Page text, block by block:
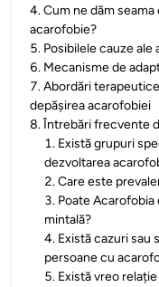
4.Cum ne dăm
acarofobie?
5. Posibilele cauze ale
6. Mecanisme de
7.Abordări
depășirea acarofobiei
8.Întrebări frecvente
1. Există grupuri
dezvoltarea
2.Care este
3. Poate
mintală?
4. Există cazuri sau
persoane cu
5. Există vreo